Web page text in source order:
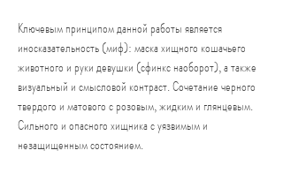
Ключевым принципом данной работы является
иносказательность (миф): маска хищного кошачьего
животного и руки девушки (сфинкс наоборот), а также
визуальный и смысловой контраст. Сочетание черного
твердого и матового с розовым, жидким и глянцевым.
Сильного и опасного хищника с уязвимым и
незащищенным состоянием.